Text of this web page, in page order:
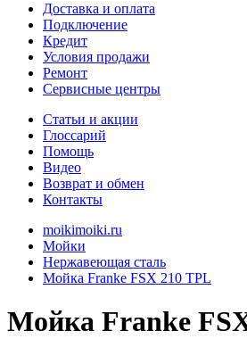
Доставка и оплата
Подключение
Кредит
Условия продажи
Ремонт
Сервисные центры
Статьи и акции
Глоссарий
Помощь
Видео
Возврат и обмен
Контакты
moikimoiki.ru
Мойки
Нержавеющая сталь
Мойка Franke FSX 210 TPL
Мойка Franke